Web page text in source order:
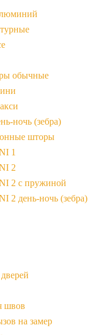
обычные
ночь (зебра)
шторы
1
2
2 с пружиной
2 день-ночь (зебра)
швов
на замер